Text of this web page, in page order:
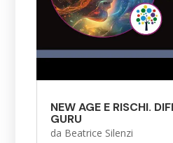
NEW AGE E RISCHI.
GURU
da Beatrice Silenzi